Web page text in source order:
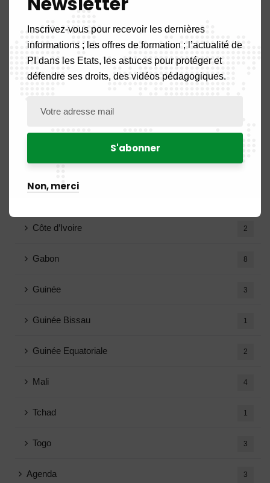
A la une
Actualité 108
Actualités des Pays
Burkina Faso
Cameroun
Côte d’Ivoire 2
Gabon 8
Guinée 3
Guinée Bissau 1
Guinée Equatoriale 2
Mali 4
Tchad 1
Togo 3
Agenda 3
Inscrivez-vous pour recevoir les dernières
informations ; les offres de formation ; l’actualité de
PI dans les Etats, les astuces pour protéger et
défendre ses droits, des vidéos pédagogiques.
Non, merci